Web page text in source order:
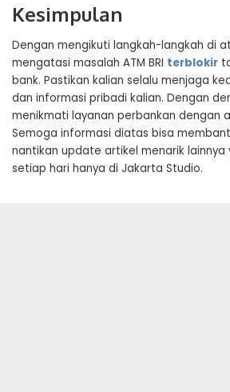
Kesimpulan
Dengan mengikuti langkah-langkah di
mengatasi masalah ATM BRI terblokir
bank. Pastikan kalian selalu menjaga
dan informasi pribadi kalian. Dengan
menikmati layanan perbankan dengan
Semoga informasi diatas bisa
nantikan update artikel menarik lainnya
setiap hari hanya di Jakarta Studio.